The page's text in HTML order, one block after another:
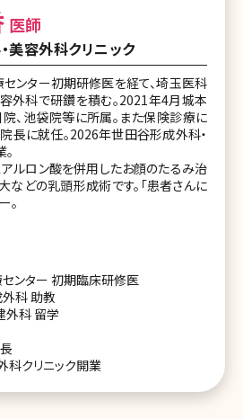
医師
美容外科クリニック
ンター初期研修医を経て、埼玉医科
外科で研鑽を積む。2021年4月城本
院、池袋院等に所属。また保険診療に
長に就任。2026年世田谷形成外科・
アルロン酸を併用したお顔のたるみ治
などの乳頭形成術です。「患者さんに
。
ンター 初期臨床研修医
科 助教
外科 留学
科クリニック開業